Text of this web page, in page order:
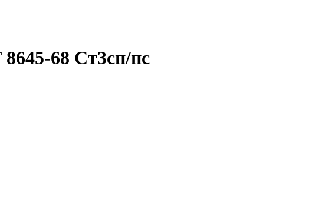
68 Ст3сп/пс